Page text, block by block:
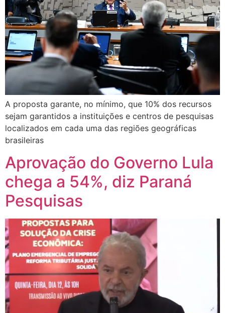
A proposta garante, no mínimo, que 10% dos recursos
sejam garantidos a instituições e centros de pesquisas
localizados em cada uma das regiões geográficas
brasileiras
Aprovação do Governo Lula
chega a 54%, diz Paraná
Pesquisas